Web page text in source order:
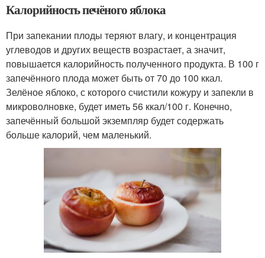
Калорийность печёного яблока
При запекании плоды теряют влагу, и концентрация
углеводов и других веществ возрастает, а значит,
повышается калорийность полученного продукта. В 100 г
запечённого плода может быть от 70 до 100 ккал.
Зелёное яблоко, с которого счистили кожуру и запекли в
микроволновке, будет иметь 56 ккал/100 г. Конечно,
запечённый большой экземпляр будет содержать
больше калорий, чем маленький.